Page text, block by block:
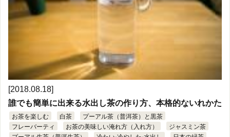
[2018.08.18]
誰でも簡単に出来る水出し茶の作り方、本格的ないれかた
お茶を楽しむ 白茶
プーアル茶（普洱茶）と黒茶
フレーバーティ
お茶の美味しい淹れ方（入れ方）
ジャスミン茶